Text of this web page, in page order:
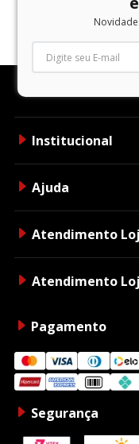
Institucional
Ajuda
Atendimento
Atendimento
Pagamento
Segurança